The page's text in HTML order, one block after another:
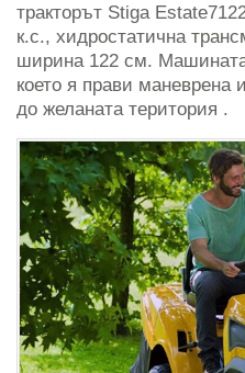
тракторът Stiga
к.с., хидростатична
ширина 122 см.
което я прави маневрена
до желаната територия .